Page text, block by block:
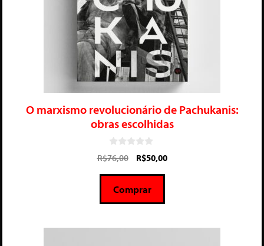
O marxismo revolucionário de Pachukanis:
obras escolhidas
0
d
5
R$76,00 R$50,00
Comprar